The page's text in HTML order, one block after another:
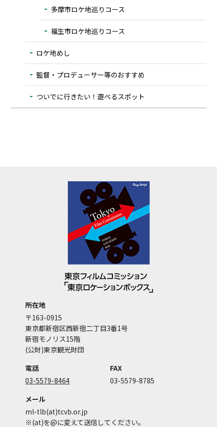
多摩市ロケ地巡りコース
福生市ロケ地巡りコース
ロケ地めし
監督・プロデューサー等のおすすめ
ついでに⾏きたい！遊べるスポット
所在地
〒163-0915
東京都新宿区西新宿二丁目3番1号
新宿モノリス15階
(公財)東京観光財団
電話
03-5579-8464
FAX
03-5579-8785
メール
ml-tlb(at)tcvb.or.jp
※(at)を@に変えて送信してください。